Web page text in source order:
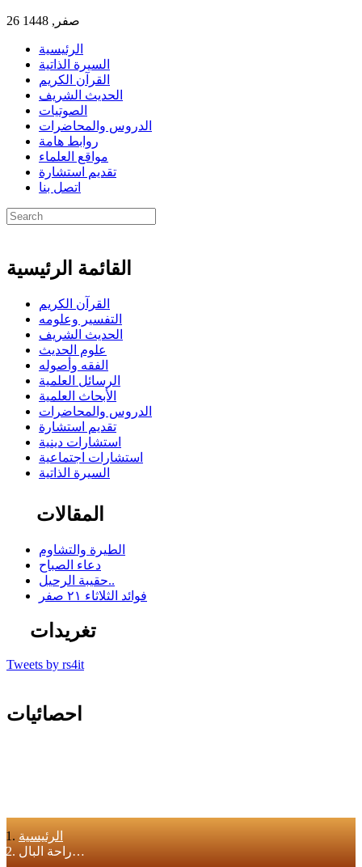
26 صفر, 1448
الرئيسية
السيرة الذاتية
القرآن الكريم
الحديث الشريف
الصوتيات
الدروس والمحاضرات
روابط هامة
مواقع العلماء
تقديم استشارة
اتصل بنا
القائمة الرئيسية
القرآن الكريم
التفسير وعلومه
الحديث الشريف
علوم الحديث
الفقه وأصوله
الرسائل العلمية
الأبحاث العلمية
الدروس والمحاضرات
تقديم استشارة
استشارات دينية
استشارات اجتماعية
السيرة الذاتية
المقالات
الطيرة والتشاوم
دعاء الصباح
حقيبة الرحيل..
فوائد الثلاثاء ٢١ صفر
تغريدات
Tweets by rs4it
احصائيات
الرئيسية
راحة البال…